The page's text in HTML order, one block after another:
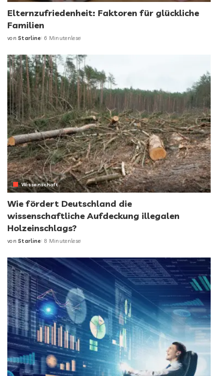
Elternzufriedenheit: Faktoren für glückliche
Familien
Posted
von Starline 6 Minutenlese
Wissenschaft
Wie fördert Deutschland die
wissenschaftliche Aufdeckung illegalen
Holzeinschlags?
Posted
von Starline 8 Minutenlese